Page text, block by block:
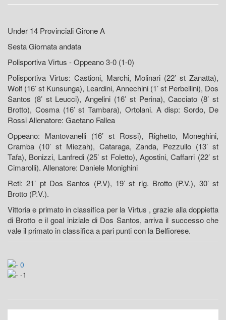
Under 14 Provinciali Girone A
Sesta Giornata andata
Polisportiva Virtus - Oppeano 3-0 (1-0)
Polisportiva Virtus: Castioni, Marchi, Molinari (22’ st Zanatta),
Wolf (16’ st Kunsunga), Leardini, Annechini (1’ st Perbellini), Dos
Santos (8’ st Leucci), Angelini (16’ st Perina), Cacciato (8’ st
Brotto), Cosma (16’ st Tambara), Ortolani. A disp: Sordo, De
Rossi Allenatore: Gaetano Fallea
Oppeano: Mantovanelli (16’ st Rossi), Righetto, Moneghini,
Cramba (10’ st Miezah), Cataraga, Zanda, Pezzullo (13’ st
Tafa), Bonizzi, Lanfredi (25’ st Foletto), Agostini, Caffarri (22’ st
Cimarolli). Allenatore: Daniele Monighini
Reti: 21’ pt Dos Santos (P.V), 19’ st rig. Brotto (P.V.), 30’ st
Brotto (P.V.).
Vittoria e primato in classifica per la Virtus , grazie alla doppietta
di Brotto e il goal iniziale di Dos Santos, arriva il successo che
vale il primato in classifica a pari punti con la Belfiorese.